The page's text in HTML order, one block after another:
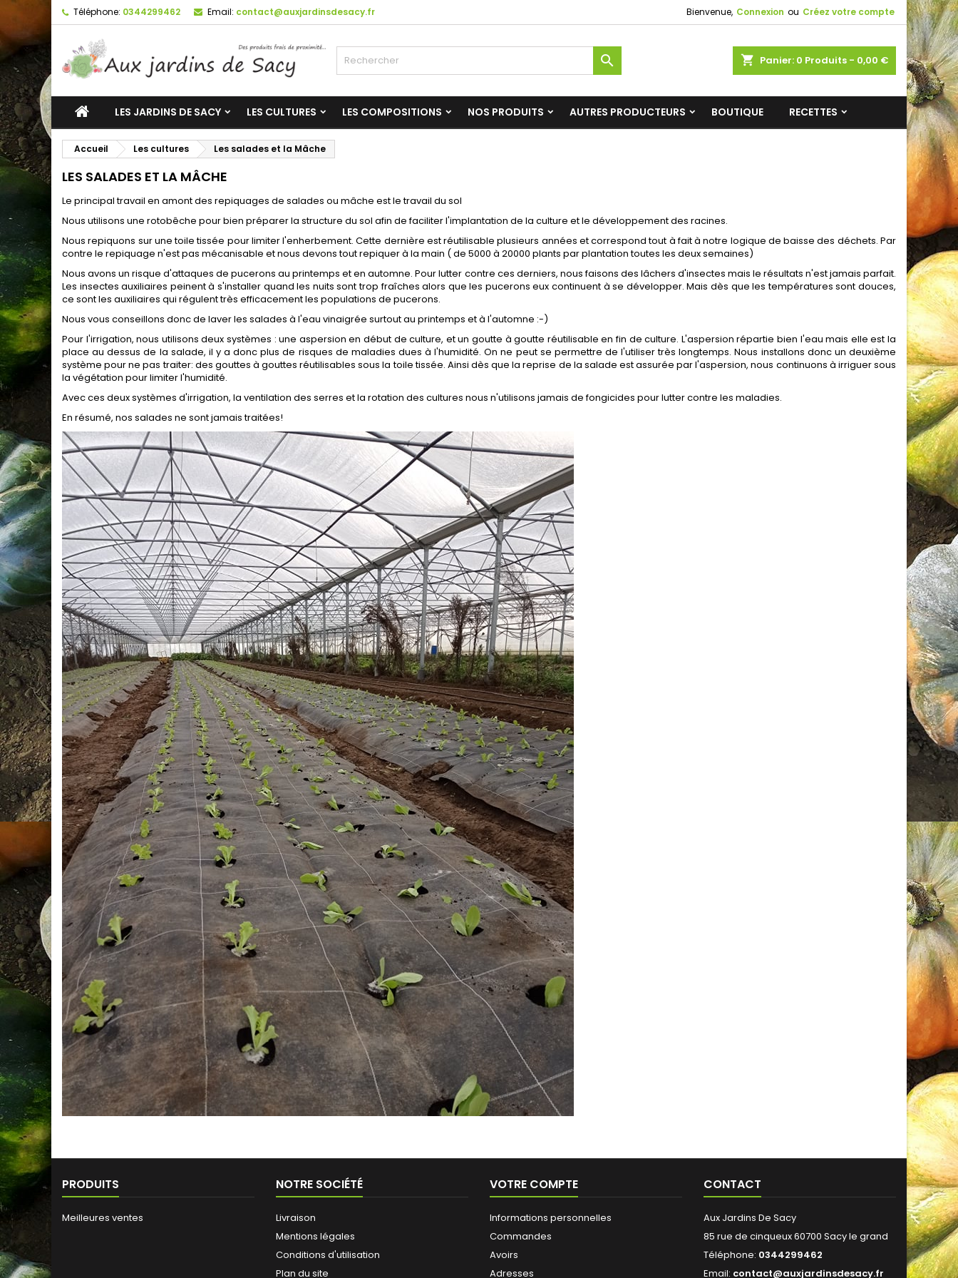
Téléphone: 0344299462 Email: contact@auxjardinsdesacy.fr Bienvenue, Connexion ou Créez votre compte
shopping_cart Panier: 0 Produits - 0,00 €

LES JARDINS DE SACY LES CULTURES LES COMPOSITIONS NOS PRODUITS AUTRES PRODUCTEURS BOUTIQUE RECETTES
Accueil Les cultures Les salades et la Mâche
LES SALADES ET LA MÂCHE
Le principal travail en amont des repiquages de salades ou mâche est le travail du sol
Nous utilisons une rotobêche pour bien préparer la structure du sol afin de faciliter l'implantation de la culture et le développement des racines.
Nous repiquons sur une toile tissée pour limiter l'enherbement. Cette dernière est réutilisable plusieurs années et correspond tout à fait à notre logique de baisse des déchets. Par
contre le repiquage n'est pas mécanisable et nous devons tout repiquer à la main ( de 5000 à 20000 plants par plantation toutes les deux semaines)
Nous avons un risque d'attaques de pucerons au printemps et en automne. Pour lutter contre ces derniers, nous faisons des lâchers d'insectes mais le résultats n'est jamais parfait.
Les insectes auxiliaires peinent à s'installer quand les nuits sont trop fraîches alors que les pucerons eux continuent à se développer. Mais dès que les températures sont douces,
ce sont les auxiliaires qui régulent très efficacement les populations de pucerons.
Nous vous conseillons donc de laver les salades à l'eau vinaigrée surtout au printemps et à l'automne :-)
Pour l'irrigation, nous utilisons deux systèmes : une aspersion en début de culture, et un goutte à goutte réutilisable en fin de culture. L'aspersion répartie bien l'eau mais elle est la
place au dessus de la salade, il y a donc plus de risques de maladies dues à l'humidité. On ne peut se permettre de l'utiliser très longtemps. Nous installons donc un deuxième
système pour ne pas traiter: des gouttes à gouttes réutilisables sous la toile tissée. Ainsi dès que la reprise de la salade est assurée par l'aspersion, nous continuons à irriguer sous
la végétation pour limiter l'humidité.
Avec ces deux systèmes d'irrigation, la ventilation des serres et la rotation des cultures nous n'utilisons jamais de fongicides pour lutter contre les maladies.
En résumé, nos salades ne sont jamais traitées!
PRODUITS
Meilleures ventes
NOTRE SOCIÉTÉ
Livraison
Mentions légales
Conditions d'utilisation
Plan du site
VOTRE COMPTE
Informations personnelles
Commandes
Avoirs
Adresses
CONTACT
Aux Jardins De Sacy
85 rue de cinqueux 60700 Sacy le grand
Téléphone: 0344299462
Email: contact@auxjardinsdesacy.fr